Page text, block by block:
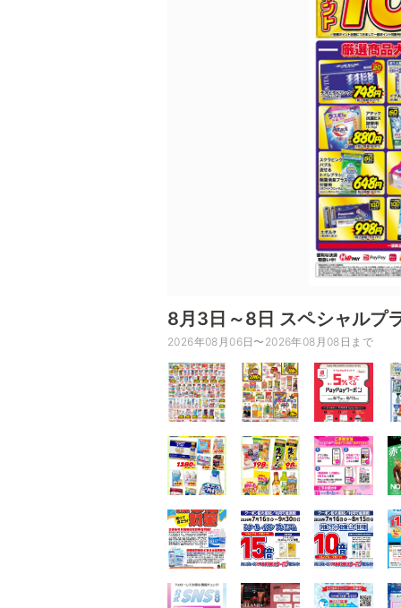
8月3日～8日 スペシャルプ
2026年08月06日〜2026年08月08日まで